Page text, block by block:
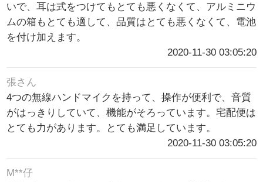
いで、耳は式をつけてもとても悪くなくて、アルミニウ
ムの箱もとても適して、品質はとても悪くなくて、電池
を付け加えます。
2020-11-30 03:05:20
張さん
4つの無線ハンドマイクを持って、操作が便利で、音質
がはっきりしていて、機能がそろっています。宅配便は
とても力があります。とても満足しています。
2020-11-30 03:05:20
M**仔